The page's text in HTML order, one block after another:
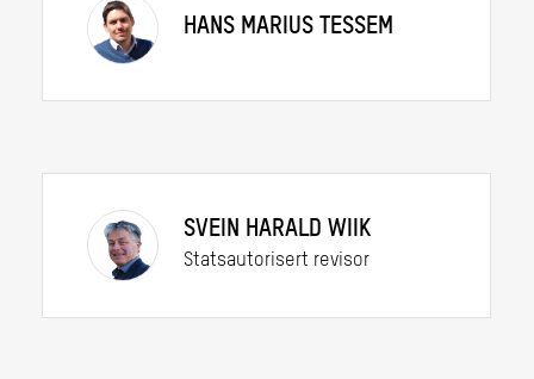
HANS MARIUS TESSEM
SVEIN HARALD WIIK
Statsautorisert revisor